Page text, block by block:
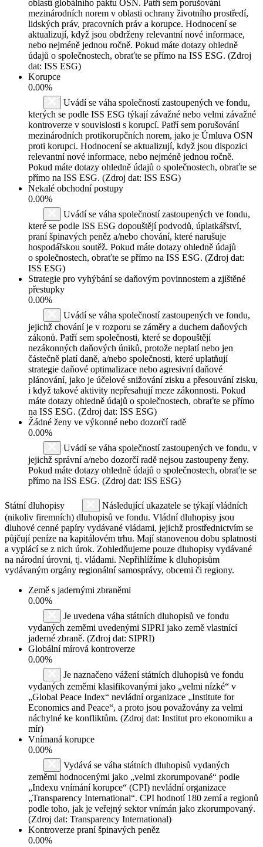
oblastí globálního paktu OSN. Patří sem porušování
mezinárodních norem v oblasti ochrany životního prostředí,
lidských práv, pracovních práv a korupce. Hodnocení se
aktualizují, když jsou obdrženy relevantní nové informace,
nebo nejméně jednou ročně. Pokud máte dotazy ohledně
údajů o společnostech, obraťte se přímo na ISS ESG. (Zdroj
dat: ISS ESG)
Korupce
0.00%
Uvádí se váha společností zastoupených ve fondu,
kterých se podle ISS ESG týkají závažné nebo velmi závažné
kontroverze v souvislosti s korupcí. Patří sem porušování
mezinárodních protikorupčních norem, jako je Úmluva OSN
proti korupci. Hodnocení se aktualizují, když jsou dispozici
relevantní nové informace, nebo nejméně jednou ročně.
Pokud máte dotazy ohledně údajů o společnostech, obraťte se
přímo na ISS ESG. (Zdroj dat: ISS ESG)
Nekalé obchodní postupy
0.00%
Uvádí se váha společností zastoupených ve fondu,
které se podle ISS ESG dopouštějí podvodů, úplatkářství,
praní špinavých peněz a/nebo chování, které narušuje
hospodářskou soutěž. Pokud máte dotazy ohledně údajů
o společnostech, obraťte se přímo na ISS ESG. (Zdroj dat:
ISS ESG)
Strategie pro vyhýbání se daňovým povinnostem a zjištěné
přestupky
0.00%
Uvádí se váha společností zastoupených ve fondu,
jejichž chování je v rozporu se záměry a duchem daňových
zákonů. Patří sem společnosti, které se dopouštějí
nezákonných daňových úniků, protože neplatí nebo jen
částečně platí daně, a/nebo společnosti, které uplatňují
strategie daňové optimalizace nebo agresivní daňové
plánování, jako je účelové snižování zisku a přesouvání zisku,
i když takové aktivity nepřesahují meze zákonnosti. Pokud
máte dotazy ohledně údajů o společnostech, obraťte se přímo
na ISS ESG. (Zdroj dat: ISS ESG)
Žádné ženy ve výkonné nebo dozorčí radě
0.00%
Uvádí se váha společností zastoupených ve fondu, v
jejichž správní a/nebo dozorčí radě nejsou zastoupeny ženy.
Pokud máte dotazy ohledně údajů o společnostech, obraťte se
přímo na ISS ESG. (Zdroj dat: ISS ESG)
Státní dluhopisy
Následující ukazatele se týkají vládních
(nikoliv firemních) dluhopisů ve fondu. Vládní dluhopisy jsou
dluhové cenné papíry vydávané vládami, jejichž prostřednictvím se
půjčují peníze na kapitálovém trhu. Mají stanovenou dobu splatnosti
a vyplácí se z nich úrok. Zohledňujeme pouze dluhopisy vydávané
na národní úrovni, tj. vládami. Nepřihlížíme k dluhopisům
vydávaným orgány regionální samosprávy, obcemi či regiony.
Země s jadernými zbraněmi
0.00%
Je uvedena váha státních dluhopisů ve fondu
vydaných zeměmi uvedenými SIPRI jako země vlastnící
jaderné zbraně. (Zdroj dat: SIPRI)
Globální mírová kontroverze
0.00%
Je naznačeno vážení státních dluhopisů ve fondu
vydaných zeměmi klasifikovanými jako „velmi nízké“ v
„Global Peace Index“ nevládní organizace „Institute for
Economics and Peace“, a proto jsou považovány za velmi
náchylné ke konfliktům. (Zdroj dat: Institut pro ekonomiku a
mír)
Vnímaná korupce
0.00%
Vydává se váha státních dluhopisů vydaných
zeměmi hodnocenými jako „velmi zkorumpované“ podle
„Indexu vnímání korupce“ (CPI) nevládní organizace
„Transparency International“. CPI hodnotí 180 zemí a regionů
podle toho, jak je veřejný sektor vnímán jako zkorumpovaný.
(Zdroj dat: Transparency International)
Kontroverze praní špinavých peněz
0.00%